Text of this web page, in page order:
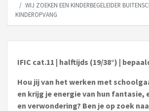
WIJ ZOEKEN EEN KINDERBEGELEIDER
KINDEROPVANG
IFIC cat.11 | halftijds (19/38°) |
Hou jij van het werken met
en krijg je energie van hun fantasie,
en verwondering? Ben je op zoek